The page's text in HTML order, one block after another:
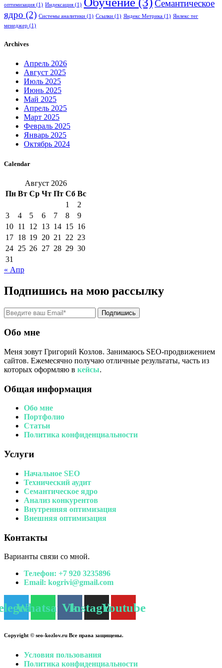
оптимизация (1) Индексация (1)
Семантическое
ядро (2) Системы аналитики (1) Ссылки (1) Яндекс Метрика (1) Янлекс тег
менеджер (1)
Archives
Апрель 2026
Август 2025
Июль 2025
Июнь 2025
Май 2025
Апрель 2025
Март 2025
Февраль 2025
Январь 2025
Октябрь 2024
Calendar
Август 2026
Пн Вт Ср Чт Пт Сб Вс
1
2
3
4 5 6 7 8
9
10 11 12 13 14 15 16
17 18 19 20 21 22 23
24 25 26 27 28 29 30
31
« Апр
Подпишись на мою рассылку
Подпишись
Обо мне
Меня зовут Григорий Козлов. Занимаюсь SEO-продвижением
сайтов. Ежемесячно получаю отличные результаты, часть из
которых оформляю в кейсы.
Общая информация
Обо мне
Портфолио
Статьи
Политика конфиденциальности
Услуги
Начальное SEO
Технический аудит
Семантическое ядро
Анализ конкурентов
Внутренняя оптимизация
Внешняя оптимизация
Контакты
Варианты связи со мной.
Телефон: +7 920 3235896
Email: kogrivi@gmail.com
WhatsappVk
Instagram
Youtube
Copyright © seo-kozlov.ru Все права защищены.
Условия пользования
Политика конфиденциальности